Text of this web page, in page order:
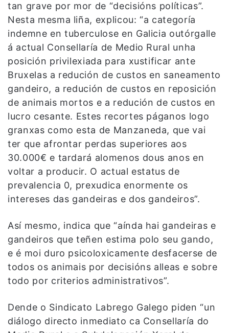
tan grave por mor de “decisións políticas”.
Nesta mesma liña, explicou: “a categoría
indemne en tuberculose en Galicia outórgalle
á actual Consellaría de Medio Rural unha
posición privilexiada para xustificar ante
Bruxelas a redución de custos en saneamento
gandeiro, a redución de custos en reposición
de animais mortos e a redución de custos en
lucro cesante. Estes recortes páganos logo
granxas como esta de Manzaneda, que vai
ter que afrontar perdas superiores aos
30.000€ e tardará alomenos dous anos en
voltar a producir. O actual estatus de
prevalencia 0, prexudica enormente os
intereses das gandeiras e dos gandeiros”.
Así mesmo, indica que “aínda hai gandeiras e
gandeiros que teñen estima polo seu gando,
e é moi duro psicoloxicamente desfacerse de
todos os animais por decisións alleas e sobre
todo por criterios administrativos”.
Dende o Sindicato Labrego Galego piden “un
diálogo directo inmediato ca Consellaría do